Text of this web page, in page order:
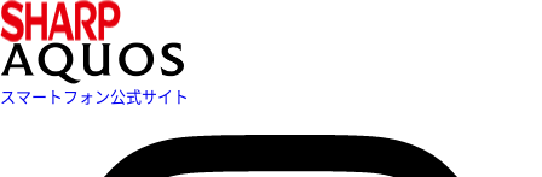
スマートフォン公式サイト